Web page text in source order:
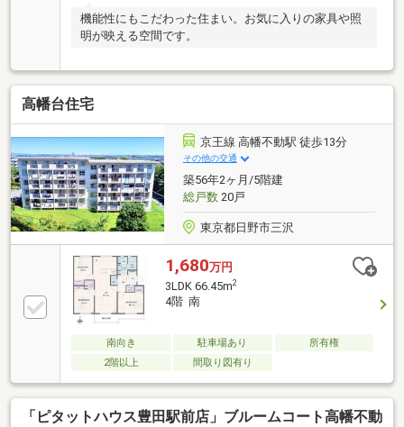
機能性にもこだわった住まい。お気に入りの家具や照
明が映える空間です。
高幡台住宅
京王線 高幡不動駅 徒歩13分
その他の交通
築56年2ヶ月/5階建
総戸数20戸
東京都日野市三沢
1,680万円
3LDK 66.45m2
4階 南
南向き 駐車場あり
所有権
2階以上
間取り図有り
「ピタットハウス豊田駅前店」ブルームコート高幡不動